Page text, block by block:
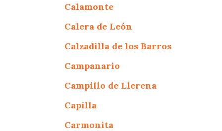
Calamonte
Calera de León
Calzadilla de los Barros
Campanario
Campillo de Llerena
Capilla
Carmonita